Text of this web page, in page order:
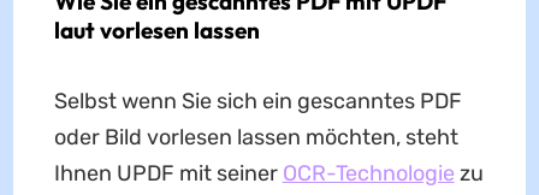
laut vorlesen lassen
Selbst wenn Sie sich ein gescanntes PDF
oder Bild vorlesen lassen möchten, steht
Ihnen UPDF mit seiner OCR-Technologie zu